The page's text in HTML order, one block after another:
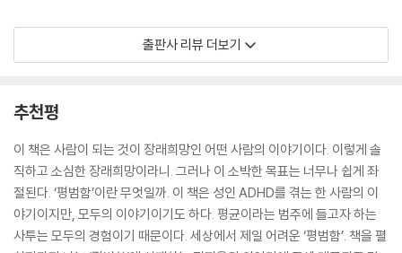
으로써 가뿐해지는 인생’이 되었다. 나는 계속 사사로이 절망스럽겠지만,
그것들이 지속되지 않기에 결국은 행복해질 것이다.
--- p.19
그 시절 내가 숨긴 장래 희망은 그냥 ‘사람’이었다. ‘천방지축 어리둥절 빙
살지 결정권을 소유한 정제된 성년의 상태 말이다. ADHD 진단 후 엄청난
패배감에 휩싸인 데는, 이 미친 정신병이 내 10대를 홀랑 훔쳐 갔음을 아주
뒤늦게 깨달아 버린 이유도 컸다.
‘나쁘게 살았다’라는 후회는 미미해도, ‘나쁘지 않게 살 수도 있었다’라는
후회는 심각했다. 그것은 과거이자 현재였고 현실인데 환각이었다. 인생을
캄캄한 낮과 새하얀 밤을 보내는
성인 ADHD에 대해서는 아직 알려진 바가 많지 않다. ‘ADHD’라는 단어에
서 가장 먼저 연상되는 이미지는 아마도 수업 시간에 교실을 뛰어다니는
남자아이의 모습일 것이다. 회의 시간에 홀로 공상에 빠지고 중요한 미팅
을 깜빡하고 흡연과 음주 욕구에 매번 굴복하는 성인 ADHD 환자의 모습
은 잘 그려지지 않는다. 성인 ADHD의 증상은 아동 ADHD와 다른 모습으
로 발현될 뿐 아니라 개인의 특성으로 이해되기 쉬워 당사자조차 질환에
대해 모르고 있는 경우가 많다. 성인 ADHD 발병률은 약 4퍼센트로 한국
출판사 리뷰 더보기
추천평
이 책은 사람이 되는 것이 장래희망인 어떤 사람의 이야기이다. 이렇게 솔
직하고 소심한 장래희망이라니. 그러나 이 소박한 목표는 너무나 쉽게 좌
절된다. ‘평범함’이란 무엇일까. 이 책은 성인 ADHD를 겪는 한 사람의 이
야기이지만, 모두의 이야기이기도 하다. 평균이라는 범주에 들고자 하는
사투는 모두의 경험이기 때문이다. 세상에서 제일 어려운 ‘평범함’. 책을 펼